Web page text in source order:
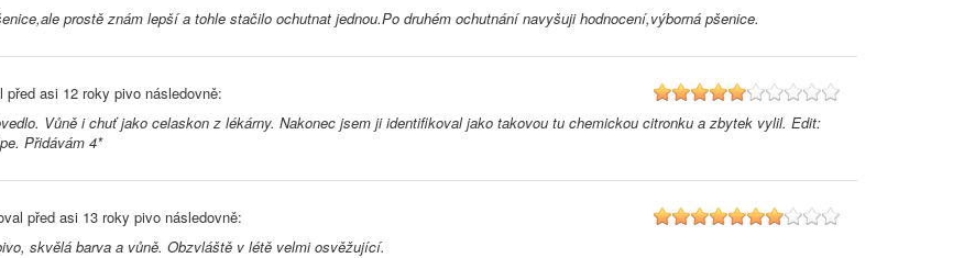
prostě znám lepší a tohle stačilo ochutnat jednou.Po druhém ochutnání navyšuji hodnocení,výborná pšenice.
před asi 12 roky pivo následovně:
Vůně i chuť jako celaskon z lékárny. Nakonec jsem ji identifikoval jako takovou tu chemickou citronku a zbytek vylil. Edit:
Přidávám 4*
5
před asi 13 roky pivo následovně:
skvělá barva a vůně. Obzvláště v létě velmi osvěžující.
7